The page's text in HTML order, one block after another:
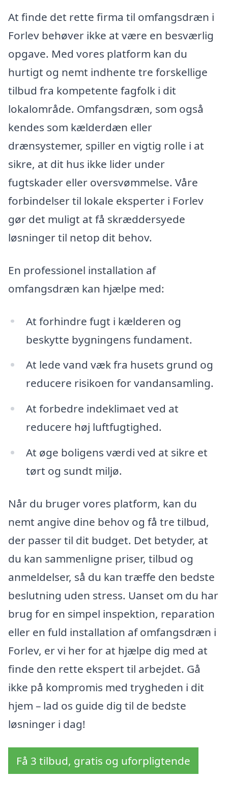
At finde det rette firma til omfangsdræn i
Forlev behøver ikke at være en besværlig
opgave. Med vores platform kan du
hurtigt og nemt indhente tre forskellige
tilbud fra kompetente fagfolk i dit
lokalområde. Omfangsdræn, som også
kendes som kælderdæn eller
drænsystemer, spiller en vigtig rolle i at
sikre, at dit hus ikke lider under
fugtskader eller oversvømmelse. Våre
forbindelser til lokale eksperter i Forlev
gør det muligt at få skræddersyede
løsninger til netop dit behov.
En professionel installation af
omfangsdræn kan hjælpe med:
At forhindre fugt i kælderen og
beskytte bygningens fundament.
At lede vand væk fra husets grund og
reducere risikoen for vandansamling.
At forbedre indeklimaet ved at
reducere høj luftfugtighed.
At øge boligens værdi ved at sikre et
tørt og sundt miljø.
Når du bruger vores platform, kan du
nemt angive dine behov og få tre tilbud,
der passer til dit budget. Det betyder, at
du kan sammenligne priser, tilbud og
anmeldelser, så du kan træffe den bedste
beslutning uden stress. Uanset om du har
brug for en simpel inspektion, reparation
eller en fuld installation af omfangsdræn i
Forlev, er vi her for at hjælpe dig med at
finde den rette ekspert til arbejdet. Gå
ikke på kompromis med trygheden i dit
hjem – lad os guide dig til de bedste
løsninger i dag!
Få 3 tilbud, gratis og uforpligtende